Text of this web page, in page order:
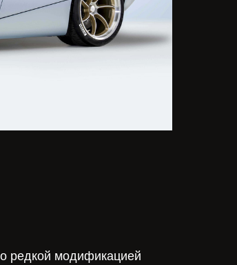
редкой модификацией